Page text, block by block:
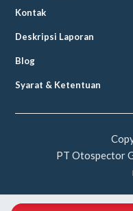
Kontak
Deskripsi Laporan
Blog
Syarat & Ketentuan
PT Otospector